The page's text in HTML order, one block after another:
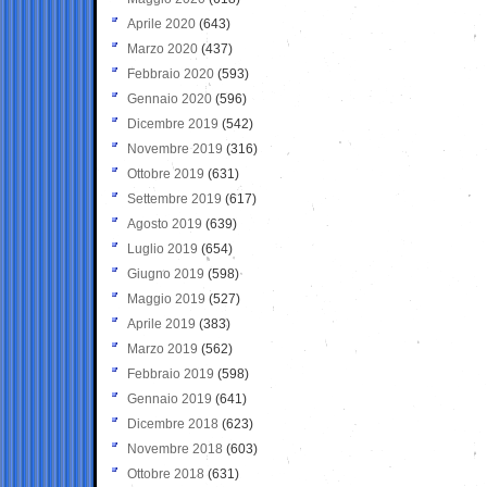
Aprile 2020 (643)
Marzo 2020 (437)
Febbraio 2020 (593)
Gennaio 2020 (596)
Dicembre 2019 (542)
Novembre 2019 (316)
Ottobre 2019 (631)
Settembre 2019 (617)
Agosto 2019 (639)
Luglio 2019 (654)
Giugno 2019 (598)
Maggio 2019 (527)
Aprile 2019 (383)
Marzo 2019 (562)
Febbraio 2019 (598)
Gennaio 2019 (641)
Dicembre 2018 (623)
Novembre 2018 (603)
Ottobre 2018 (631)